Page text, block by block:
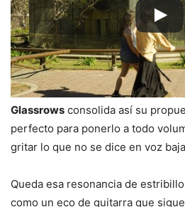
Glassrows consolida así su
perfecto para ponerlo a todo
gritar lo que no se dice en voz
Queda esa resonancia de
como un eco de guitarra que